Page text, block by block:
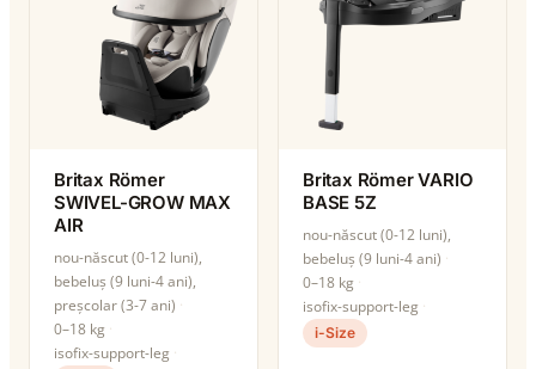
Britax Römer
SWIVEL-GROW MAX
AIR
nou-născut (0-12 luni),
bebeluș (9 luni-4 ani),
preșcolar (3-7 ani)
0–18 kg
isofix-support-leg
Britax Römer VARIO
BASE 5Z
nou-născut (0-12 luni),
bebeluș (9 luni-4 ani)
0–18 kg
isofix-support-leg
i-Size